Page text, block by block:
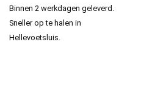
Binnen 2 werkdagen geleverd.
Sneller op te halen in
Hellevoetsluis.